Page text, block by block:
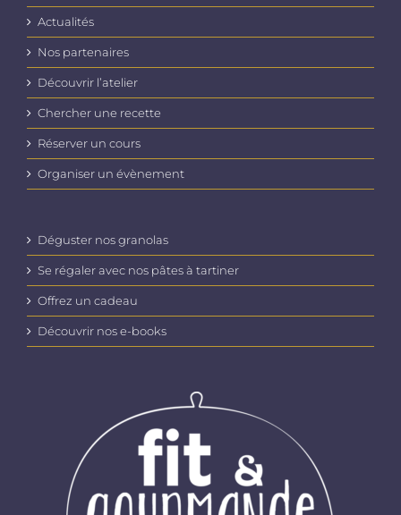
Actualités
Nos partenaires
Découvrir l’atelier
Chercher une recette
Réserver un cours
Organiser un évènement
Déguster nos granolas
Se régaler avec nos pâtes à tartiner
Offrez un cadeau
Découvrir nos e-books